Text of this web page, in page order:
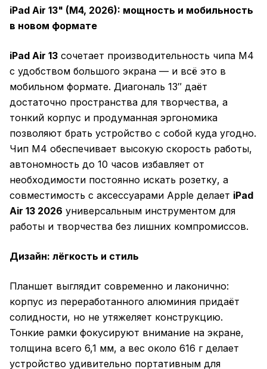
iPad Air 13" (M4, 2026): мощность и мобильность
в новом формате
iPad Air 13 сочетает производительность чипа M4
с удобством большого экрана — и всё это в
мобильном формате. Диагональ 13″ даёт
достаточно пространства для творчества, а
тонкий корпус и продуманная эргономика
позволяют брать устройство с собой куда угодно.
Чип M4 обеспечивает высокую скорость работы,
автономность до 10 часов избавляет от
необходимости постоянно искать розетку, а
совместимость с аксессуарами Apple делает iPad
Air 13 2026 универсальным инструментом для
работы и творчества без лишних компромиссов.
Дизайн: лёгкость и стиль
Планшет выглядит современно и лаконично:
корпус из переработанного алюминия придаёт
солидности, но не утяжеляет конструкцию.
Тонкие рамки фокусируют внимание на экране,
толщина всего 6,1 мм, а вес около 616 г делает
устройство удивительно портативным для